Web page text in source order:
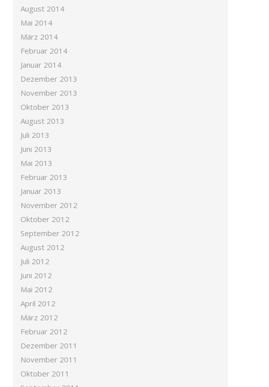
August 2014
Mai 2014
März 2014
Februar 2014
Januar 2014
Dezember 2013
November 2013
Oktober 2013
August 2013
Juli 2013
Juni 2013
Mai 2013
Februar 2013
Januar 2013
November 2012
Oktober 2012
September 2012
August 2012
Juli 2012
Juni 2012
Mai 2012
April 2012
März 2012
Februar 2012
Dezember 2011
November 2011
Oktober 2011